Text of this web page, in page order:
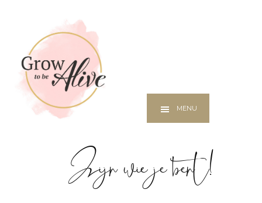
content
menu
voor
coaching
herstel
MENU
Zijn wie je bent!